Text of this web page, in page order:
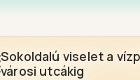
Sokoldalú viselet a
városi utcákig